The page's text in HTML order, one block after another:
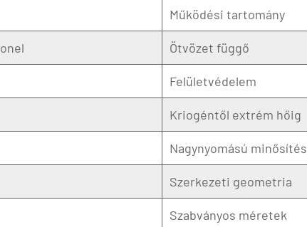
Működési tartomány
Ötvözet függő
Felületvédelem
Kriogéntől extrém hőig
Nagynyomású minősítés
Szerkezeti geometria
Szabványos méretek